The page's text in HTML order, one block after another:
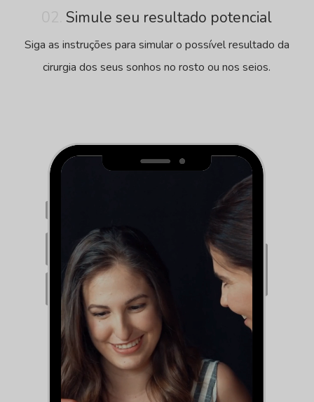
Simule seu resultado potencial
Siga as instruções para simular o possível resultado da
cirurgia dos seus sonhos no rosto ou nos seios.